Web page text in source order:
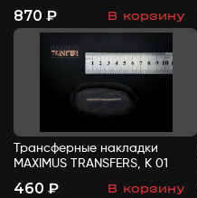
870 ₽ В корзину
- +
Трансферные накладки
MAXIMUS TRANSFERS, К 01
460 ₽ В корзину
- +